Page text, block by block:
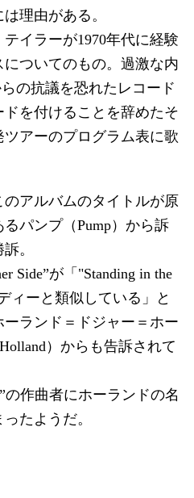
理由がある。
イラーが1970年代に経験
ついてのもの。過激な内
の抗議を恐れたレコード
を付けることを辞めたそ
アーのプログラム表に歌
のアルバムのタイトルが原
パンプ（Pump）から訴
。
Side”が「"Standing in the
ィーと類似している」と
ランド＝ドジャー＝ホー
）からも告訴されて
の作曲者にホーランドの名
たようだ。